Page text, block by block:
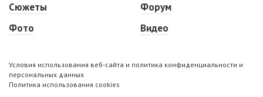
Сюжеты
Фото
Форум
Видео
Условия использования веб-сайта и политика конфиденциальности и
персональных данных
Политика использования cookies